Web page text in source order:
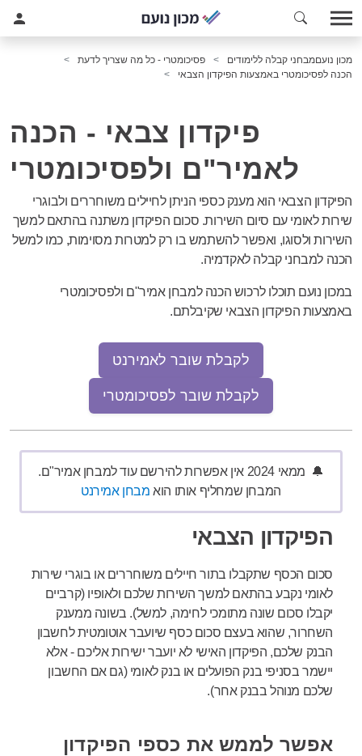
מכון נועםמבחני קבלה ללימודים
פסיכומטרי - כל מה שצריך לדעת
הכנה לפסיכומטרי באמצעות הפיקדון הצבאי
פיקדון צבאי - הכנה
לאמיר"ם ולפסיכומטרי
הפיקדון הצבאי הוא מענק כספי הניתן לחיילים משוחררים ולבוגרי
שירות לאומי עם סיום השירות. סכום הפיקדון משתנה בהתאם למשך
השירות ולסוגו, ואפשר להשתמש בו רק למטרות מסוימות, כמו למשל
הכנה למבחני קבלה לאקדמיה.
במכון נועם תוכלו לרכוש הכנה למבחן אמיר"ם ולפסיכומטרי
באמצעות הפיקדון הצבאי שקיבלתם.
לקבלת שובר לאמירנט
לקבלת שובר לפסיכומטרי
🔔 ממאי 2024 אין אפשרות להירשם עוד למבחן אמיר"ם.
המבחן שמחליף אותו הוא מבחן אמירנט
הפיקדון הצבאי
סכום הכסף שתקבלו בתור חיילים משוחררים או בוגרי שירות
לאומי נקבע בהתאם למשך השירות שלכם ולאופיו (קרביים
יקבלו סכום שונה מתומכי לחימה, למשל). בשונה ממענק
השחרור, שהוא בעצם סכום כסף שיועבר אוטומטית לחשבון
הבנק שלכם, הפיקדון האישי לא יועבר ישירות אליכם - אלא
יישמר בסניפי בנק הפועלים או בנק לאומי (גם אם החשבון
שלכם מנוהל בבנק אחר).
אפשר לממש את כספי הפיקדון